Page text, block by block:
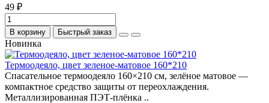
49 ₽
В корзину Быстрый заказ
Новинка
Термоодеяло, цвет зеленое-матовое 160*210
Спасательное термоодеяло 160×210 см, зелёное матовое —
компактное средство защиты от переохлаждения.
Металлизированная ПЭТ-плёнка ..